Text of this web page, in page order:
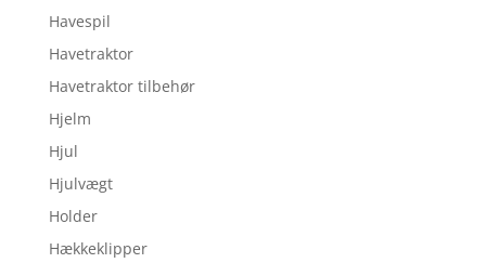
Havespil
Havetraktor
Havetraktor tilbehør
Hjelm
Hjul
Hjulvægt
Holder
Hækkeklipper